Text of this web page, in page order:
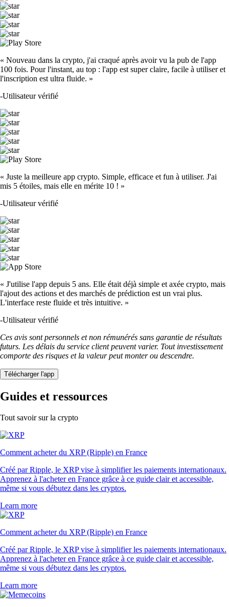
« Nouveau dans la crypto, j'ai craqué après avoir vu la pub de l'app
100 fois. Pour l'instant, au top : l'app est super claire, facile à utiliser et
l'inscription est ultra fluide. »
-Utilisateur vérifié
« Juste la meilleure app crypto. Simple, efficace et fun à utiliser. J'ai
mis 5 étoiles, mais elle en mérite 10 ! »
-Utilisateur vérifié
« J'utilise l'app depuis 5 ans. Elle était déjà simple et axée crypto, mais
l'ajout des actions et des marchés de prédiction est un vrai plus.
L'interface reste fluide et très intuitive. »
-Utilisateur vérifié
Ces avis sont personnels et non rémunérés sans garantie de résultats
futurs. Les délais du service client peuvent varier. Tout investissement
comporte des risques et la valeur peut monter ou descendre.
Télécharger l'app
Guides et ressources
Tout savoir sur la crypto
Comment acheter du XRP (Ripple) en France
Créé par Ripple, le XRP vise à simplifier les paiements internationaux.
Apprenez à l'acheter en France grâce à ce guide clair et accessible,
même si vous débutez dans les cryptos.
Learn more
Comment acheter du XRP (Ripple) en France
Créé par Ripple, le XRP vise à simplifier les paiements internationaux.
Apprenez à l'acheter en France grâce à ce guide clair et accessible,
même si vous débutez dans les cryptos.
Learn more